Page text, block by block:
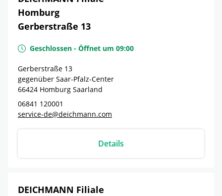
Homburg
Gerberstraße 13
Geschlossen - Öffnet um 09:00
Gerberstraße 13
gegenüber Saar-Pfalz-Center
66424 Homburg Saarland
06841 120001
service-de@deichmann.com
Details
DEICHMANN Filiale